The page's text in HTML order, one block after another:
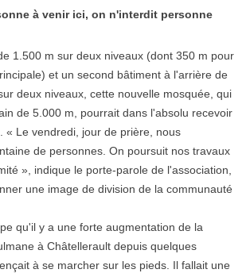
à venir ici, on n'interdit personne
1.500 m sur deux niveaux (dont 350 m pour
et un second bâtiment à l'arrière de
deux niveaux, cette nouvelle mosquée, qui
de 5.000 m, pourrait dans l'absolu recevoir
« Le vendredi, jour de prière, nous
de personnes. On poursuit nos travaux
», indique le porte-parole de l'association,
une image de division de la communauté
qu'il y a une forte augmentation de la
à Châtellerault depuis quelques
à se marcher sur les pieds. Il fallait une